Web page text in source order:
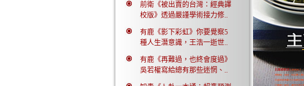
前衛《被出賣的台灣：經典譯
校版》透過嚴謹學術接力修..
有鹿《影下彩虹》你要覺察5
種人生潛意識，王浩一逝世..
有鹿《再難過，也終會度過》
吳若權寫給總有那些迷惘、..